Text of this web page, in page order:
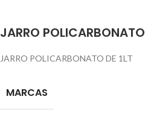
JARRO POLICARBONATO
JARRO POLICARBONATO DE 1LT
MARCAS